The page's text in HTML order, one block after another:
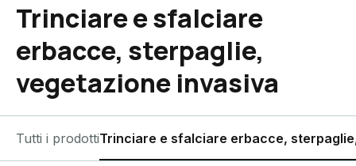
Trinciare e sfalciare
erbacce, sterpaglie,
vegetazione invasiva
Tutti i prodottiTrinciare e sfalciare erbacce,